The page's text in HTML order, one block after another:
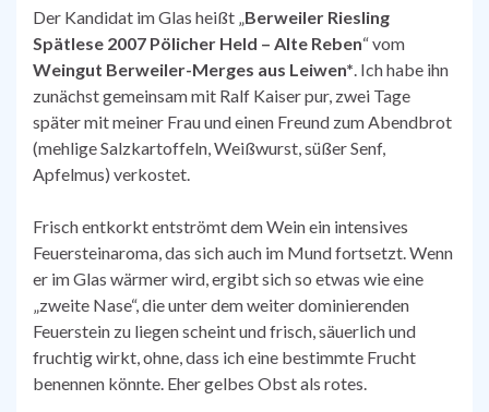
Der Kandidat im Glas heißt „Berweiler Riesling
Spätlese 2007 Pölicher Held – Alte Reben“ vom
Weingut Berweiler-Merges aus Leiwen*. Ich habe ihn
zunächst gemeinsam mit Ralf Kaiser pur, zwei Tage
später mit meiner Frau und einen Freund zum Abendbrot
(mehlige Salzkartoffeln, Weißwurst, süßer Senf,
Apfelmus) verkostet.
Frisch entkorkt entströmt dem Wein ein intensives
Feuersteinaroma, das sich auch im Mund fortsetzt. Wenn
er im Glas wärmer wird, ergibt sich so etwas wie eine
„zweite Nase“, die unter dem weiter dominierenden
Feuerstein zu liegen scheint und frisch, säuerlich und
fruchtig wirkt, ohne, dass ich eine bestimmte Frucht
benennen könnte. Eher gelbes Obst als rotes.